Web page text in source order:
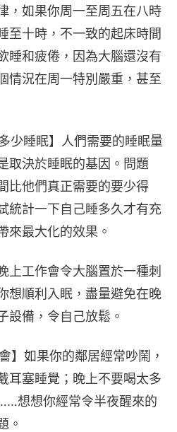
，如果你周一至周五在八時
至十時，不一致的起床時間
睡和疲倦，因為大腦還沒有
情況在周一特別嚴重，甚至
少睡眠】人們需要的睡眠量
取決於睡眠的基因。問題
比他們真正需要的要少得
統計一下自己睡多久才有充
來最大化的效果。
上工作會令大腦置於一種刺
想順利入眠，盡量避免在晚
設備，令自己放鬆。
】如果你的鄰居經常吵鬧，
耳塞睡覺；晚上不要喝太多
想想你經常令半夜醒來的
。